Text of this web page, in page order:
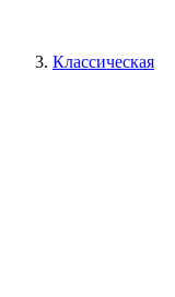
Классическая